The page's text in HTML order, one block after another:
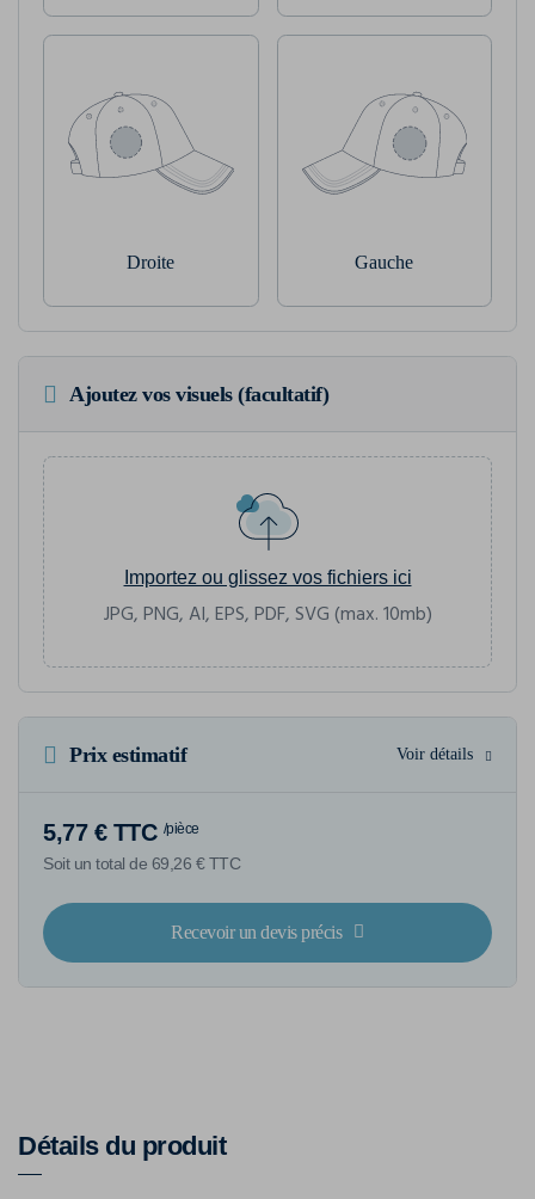
Droite Gauche
Ajoutez vos visuels (facultatif)
Importez ou glissez vos fichiers ici
JPG, PNG, AI, EPS, PDF, SVG (max. 10mb)
Prix estimatif Voir détails
5,77 € TTC /pièce
Soit un total de 69,26 € TTC
Recevoir un devis précis
Détails du produit